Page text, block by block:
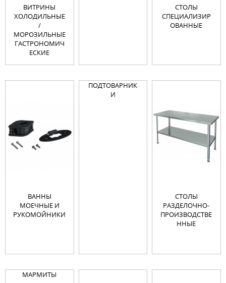
ВИТРИНЫ
ХОЛОДИЛЬНЫЕ
/
МОРОЗИЛЬНЫЕ
ГАСТРОНОМИЧ
ЕСКИЕ
СТОЛЫ
СПЕЦИАЛИЗИР
ОВАННЫЕ
ВАННЫ
МОЕЧНЫЕ И
РУКОМОЙНИКИ
ПОДТОВАРНИК
И
СТОЛЫ
РАЗДЕЛОЧНО-
ПРОИЗВОДСТВЕ
ННЫЕ
МАРМИТЫ